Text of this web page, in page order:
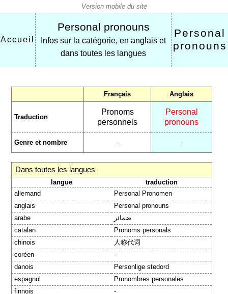
Accueil
Personal pronouns
Infos sur la catégorie, en anglais et
dans toutes les langues
Personal
pronouns
Français Anglais
Traduction
Pronoms
personnels
Personal
pronouns
Genre et nombre - -
Dans toutes les langues
langue
traduction
allemand
Personal Pronomen
anglais
Personal pronouns
arabe
ضمائر
catalan
Pronoms personals
chinois
人称代词
coréen
-
danois
Personlige stedord
espagnol
Pronombres personales
finnois
-